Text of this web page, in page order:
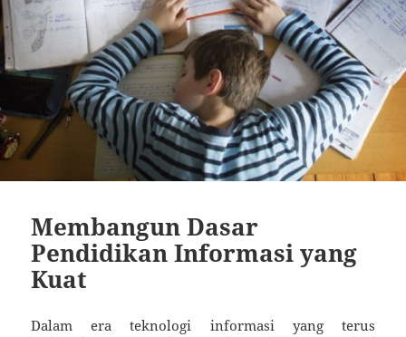
Membangun Dasar
Pendidikan Informasi yang
Kuat
Dalam era teknologi informasi yang terus